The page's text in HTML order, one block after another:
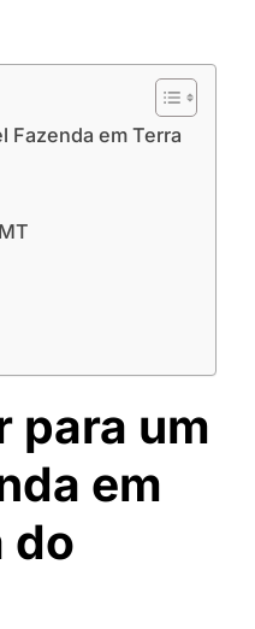
Fazenda em Terra
para um
em
do